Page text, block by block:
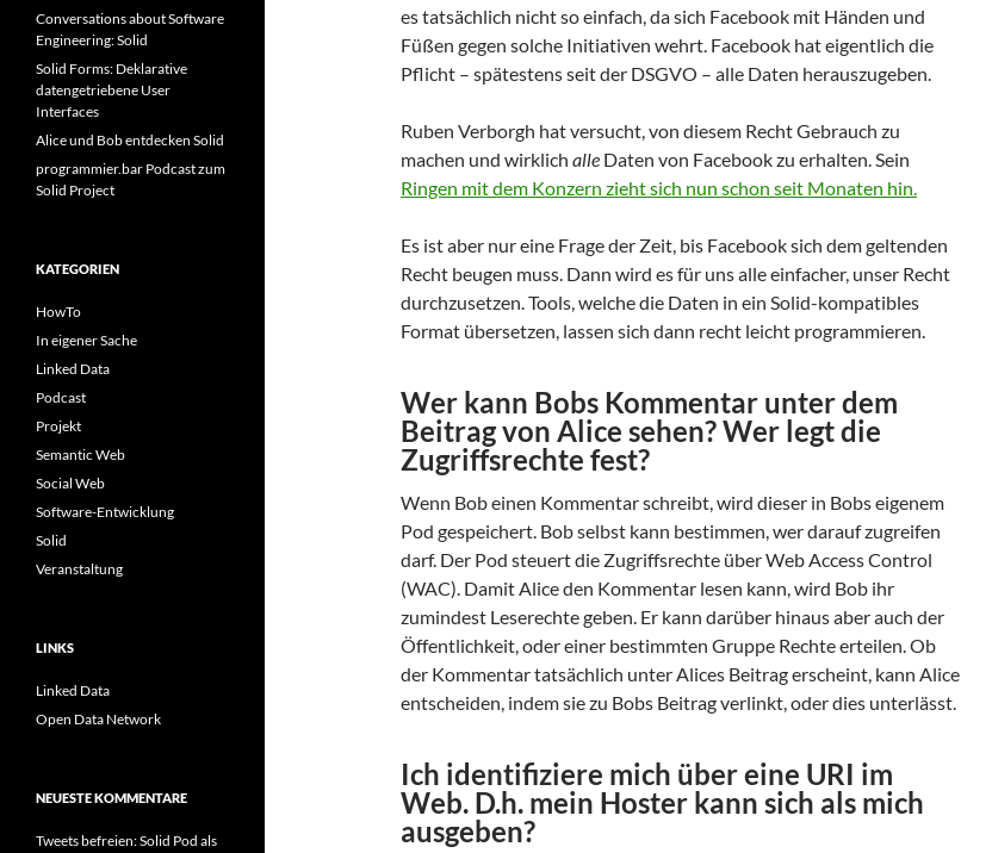
es tatsächlich nicht so einfach, da sich Facebook mit Händen und
Füßen gegen solche Initiativen wehrt. Facebook hat eigentlich die
Pflicht – spätestens seit der DSGVO – alle Daten herauszugeben.
Ruben Verborgh hat versucht, von diesem Recht Gebrauch zu
machen und wirklich alle Daten von Facebook zu erhalten. Sein
Ringen mit dem Konzern zieht sich nun schon seit Monaten hin.
Es ist aber nur eine Frage der Zeit, bis Facebook sich dem geltenden
Recht beugen muss. Dann wird es für uns alle einfacher, unser Recht
durchzusetzen. Tools, welche die Daten in ein Solid-kompatibles
Format übersetzen, lassen sich dann recht leicht programmieren.
Wer kann Bobs Kommentar unter dem
Beitrag von Alice sehen? Wer legt die
Zugriffsrechte fest?
Wenn Bob einen Kommentar schreibt, wird dieser in Bobs eigenem
Pod gespeichert. Bob selbst kann bestimmen, wer darauf zugreifen
darf. Der Pod steuert die Zugriffsrechte über Web Access Control
(WAC). Damit Alice den Kommentar lesen kann, wird Bob ihr
zumindest Leserechte geben. Er kann darüber hinaus aber auch der
Öffentlichkeit, oder einer bestimmten Gruppe Rechte erteilen. Ob
der Kommentar tatsächlich unter Alices Beitrag erscheint, kann Alice
entscheiden, indem sie zu Bobs Beitrag verlinkt, oder dies unterlässt.
Ich identifiziere mich über eine URI im
Web. D.h. mein Hoster kann sich als mich
ausgeben?
Conversations about Software
Engineering: Solid
Solid Forms: Deklarative
datengetriebene User
Interfaces
Alice und Bob entdecken Solid
programmier.bar Podcast zum
Solid Project
KATEGORIEN
HowTo
In eigener Sache
Linked Data
Podcast
Projekt
Semantic Web
Social Web
Software-Entwicklung
Solid
Veranstaltung
LINKS
Linked Data
Open Data Network
NEUESTE KOMMENTARE
Tweets befreien: Solid Pod als